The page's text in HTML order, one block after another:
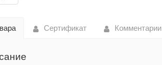
Сертификат Комментарии